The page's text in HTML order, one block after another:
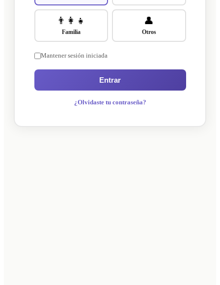
👨‍👩‍👧
Familia
👤
Otros
Mantener sesión iniciada
Entrar
¿Olvidaste tu contraseña?